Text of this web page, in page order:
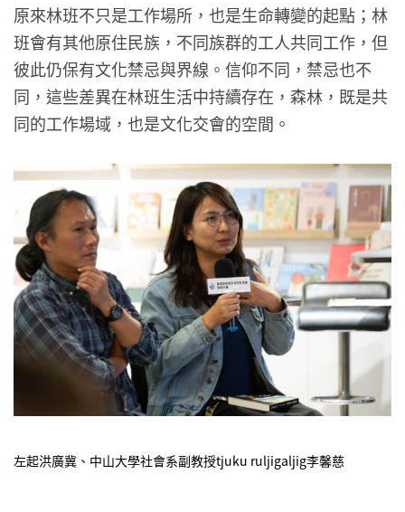
原來林班不只是工作場所，也是生命轉變的起點； 林
班會有其他原住民族，不同族群的工人共同工作， 但
彼此仍保有文化禁忌與界線。信仰不同，禁忌也不
同， 這些差異在林班生活中持續存在，森林，既是共
同的工作場域， 也是文化交會的空間。
左起洪廣冀、中山大學社會系副教授tjuku ruljigaljig李馨慈